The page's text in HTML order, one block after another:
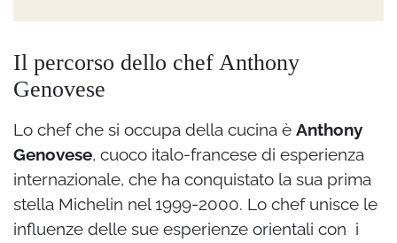
Il percorso dello chef Anthony
Genovese
Lo chef che si occupa della cucina è Anthony
Genovese, cuoco italo-francese di esperienza
internazionale, che ha conquistato la sua prima
stella Michelin nel 1999-2000. Lo chef unisce le
influenze delle sue esperienze orientali con i